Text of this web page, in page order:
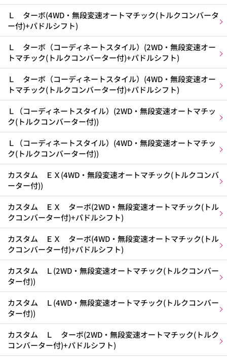
Ｌ ターボ(4WD・無段変速オートマチック(トルクコンバータ
ー付)+パドルシフト)
Ｌ ターボ（コーディネートスタイル）(2WD・無段変速オー
トマチック(トルクコンバーター付)+パドルシフト)
Ｌ ターボ（コーディネートスタイル）(4WD・無段変速オー
トマチック(トルクコンバーター付)+パドルシフト)
Ｌ（コーディネートスタイル）(2WD・無段変速オートマチッ
ク(トルクコンバーター付))
Ｌ（コーディネートスタイル）(4WD・無段変速オートマチッ
ク(トルクコンバーター付))
カスタム ＥＸ(4WD・無段変速オートマチック(トルクコンバ
ーター付))
カスタム ＥＸ ターボ(2WD・無段変速オートマチック(トル
クコンバーター付)+パドルシフト)
カスタム ＥＸ ターボ(4WD・無段変速オートマチック(トル
クコンバーター付)+パドルシフト)
カスタム Ｌ(2WD・無段変速オートマチック(トルクコンバー
ター付))
カスタム Ｌ(4WD・無段変速オートマチック(トルクコンバー
ター付))
カスタム Ｌ ターボ(2WD・無段変速オートマチック(トルク
コンバーター付)+パドルシフト)